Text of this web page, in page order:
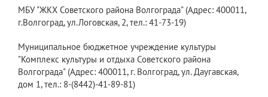
МБУ "ЖКХ Советского района Волгограда" (Адрес: 400011,
г.Волгоград, ул.Логовская, 2, тел.: 41-73-19)
Муниципальное бюджетное учреждение культуры
"Комплекс культуры и отдыха Советского района
Волгограда" (Адрес: 400011, г. Волгоград, ул. Даугавская,
дом 1, тел.: 8-(8442)-41-89-81)